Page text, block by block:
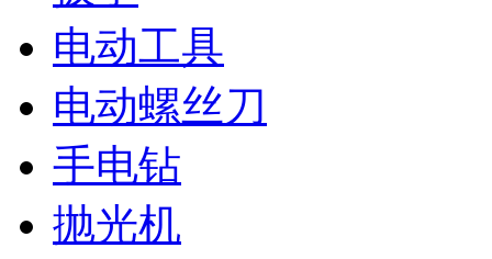
电动工具
电动螺丝刀
手电钻
抛光机